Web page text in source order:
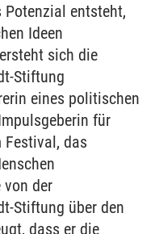
entsteht,
Ideen
sich die
Stiftung
eines politischen
für
Festival, das
von der
Stiftung über den
dass er die